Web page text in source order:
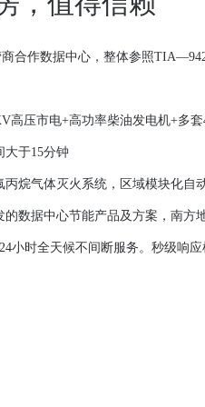
商合作数据中心，整体参照
高压市电+高功率柴油发电机+多
大于15分钟
丙烷气体灭火系统，区域模块化自
数据中心节能产品及方案，南方
小时全天候不间断服务。秒级响应